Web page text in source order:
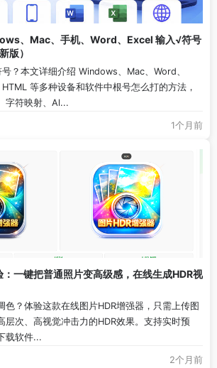
、Mac、手机、Word、Excel 输入√符号
版）
？本文详细介绍 Windows、Mac、Word、
等多种设备和软件中根号怎么打的方法，
字符映射、Al...
1个月前
：一键把普通照片变高级感，在线生成HDR视
色？体验这款在线图片HDR增强器，只需上传图
层次、高视觉冲击力的HDR效果。支持实时预
载软件...
2个月前